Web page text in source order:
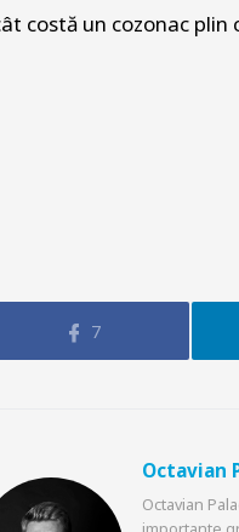
costă un cozonac plin
7
Octavian
Octavian